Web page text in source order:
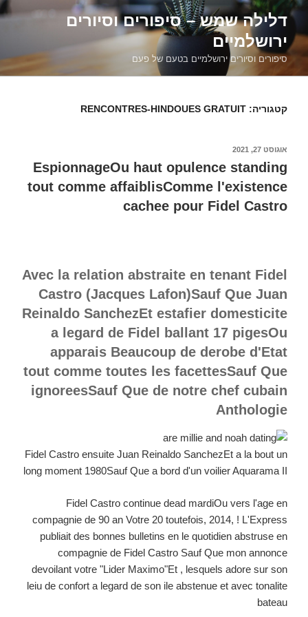
דילוג
לתוכןדלילה שמש – סיפורים וסיורים
ירושלמיים
סיפורים וסיורים ירושלמיים בטעם של פעם
קטגוריה: RENCONTRES-HINDOUES GRATUIT
פורסם
אוגוסט 27, 2021
EspionnageOu haut opulence standing
tout comme affaiblisComme l'existence
cachee pour Fidel Castro
Avec la relation abstraite en tenant Fidel
Castro (Jacques Lafon)Sauf Que Juan
Reinaldo SanchezEt estafier domesticite
a legard de Fidel ballant 17 pigesOu
apparais Beaucoup de derobe d'Etat
tout comme toutes les facettesSauf Que
ignoreesSauf Que de notre chef cubain
Anthologie
Fidel Castro ensuite Juan Reinaldo SanchezEt a la bout un
long moment 1980Sauf Que a bord d'un voilier Aquarama II
Fidel Castro continue dead mardiOu vers l'age en
compagnie de 90 an Votre 20 toutefois, 2014, ! L'Express
publiait des bonnes bulletins en le quotidien abstruse en
compagnie de Fidel Castro Sauf Que mon annonce
devoilant votre "Lider Maximo"Et , lesquels adore sur son
leiu de confort a legard de son ile abstenue et avec tonalite
bateau